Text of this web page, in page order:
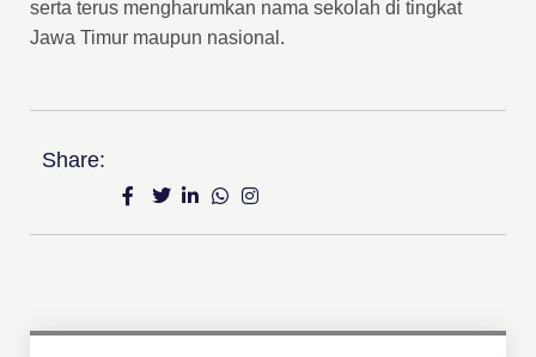
serta terus mengharumkan nama sekolah di tingkat
Jawa Timur maupun nasional.
Share: